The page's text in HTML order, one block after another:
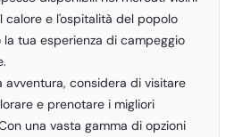
calore e l'ospitalità del popolo
tua esperienza di campeggio
avventura, considera di visitare
e prenotare i migliori
una vasta gamma di opzioni